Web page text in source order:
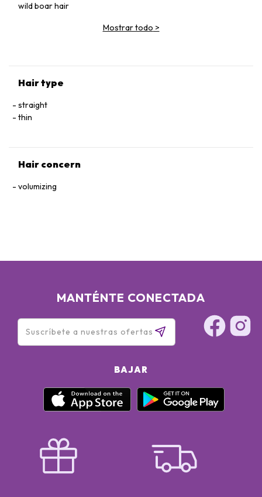
wild boar hair
Mostrar todo >
Hair type
straight
thin
Hair concern
volumizing
MANTÉNTE CONECTADA
BAJAR